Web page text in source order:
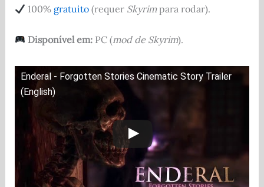
100% gratuito(requer Skyrimpara rodar).
Disponível em:PC (mod de Skyrim).
Enderal - Forgotten Stories Cinematic Story Trailer
(English)